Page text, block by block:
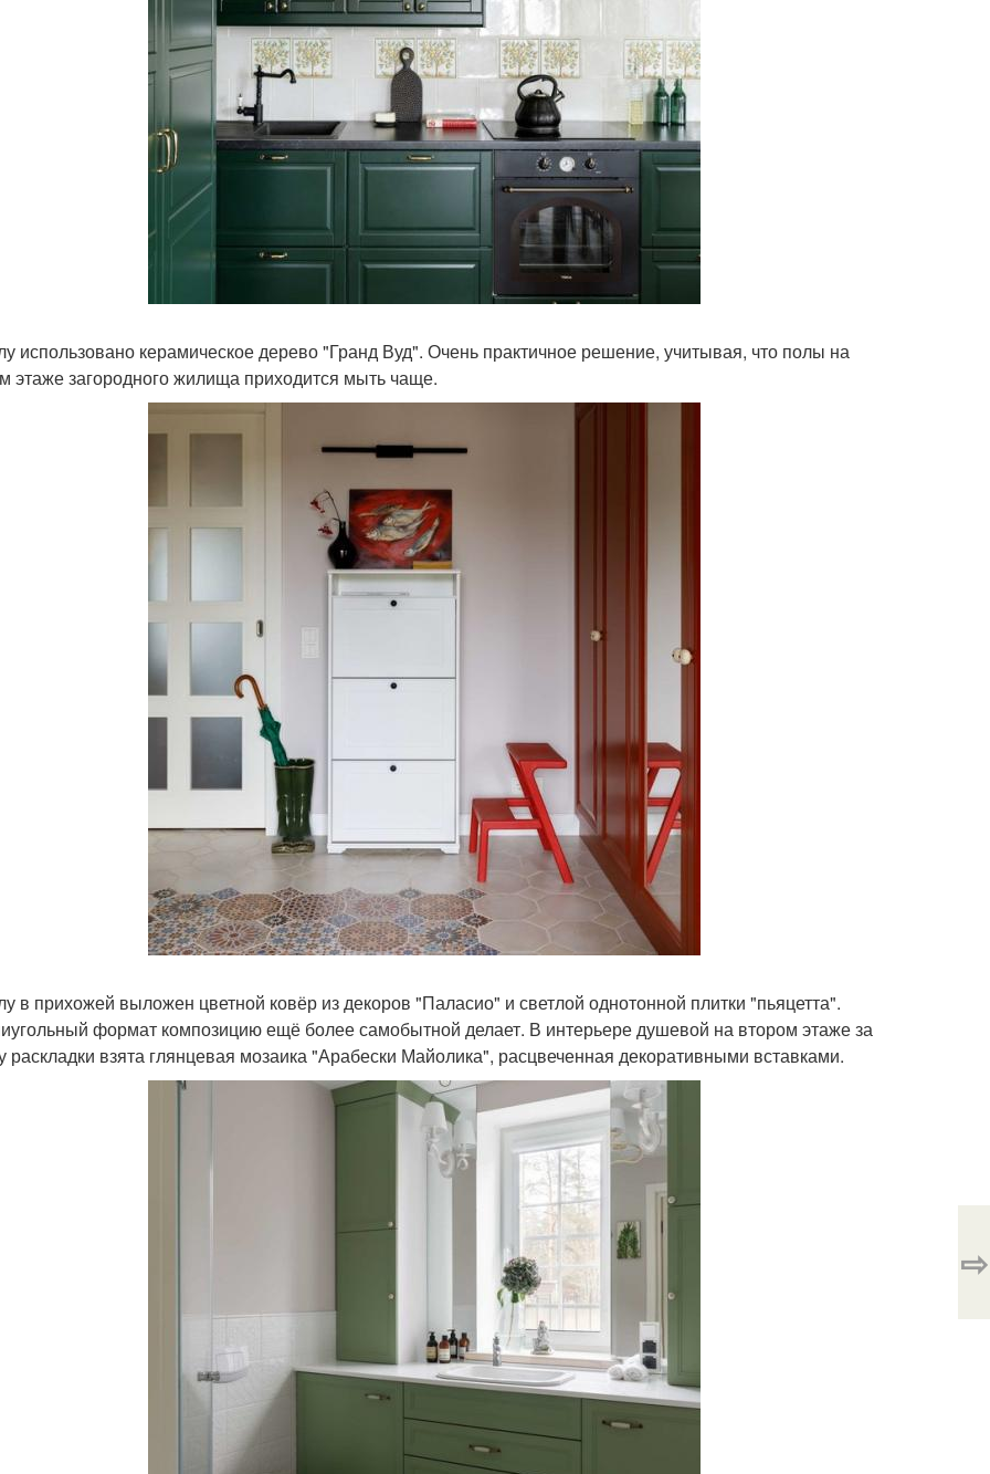
использовано керамическое дерево "Гранд Вуд". Очень практичное решение, учитывая, что полы на
этаже загородного жилища приходится мыть чаще.
в прихожей выложен цветной ковёр из декоров "Паласио" и светлой однотонной плитки "пьяцетта".
формат композицию ещё более самобытной делает. В интерьере душевой на втором этаже за
раскладки взята глянцевая мозаика "Арабески Майолика", расцвеченная декоративными вставками.
⇨